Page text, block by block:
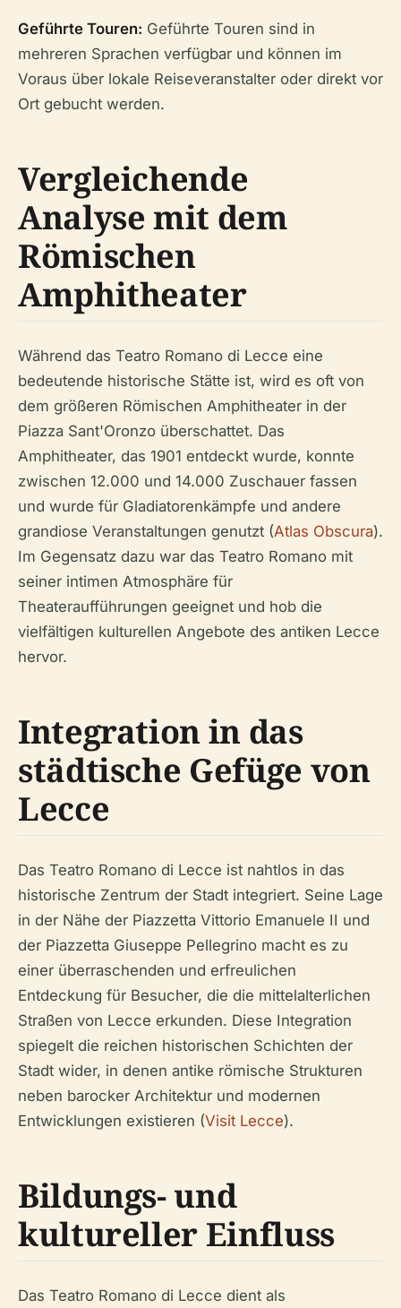
Geführte Touren: Geführte Touren sind in
mehreren Sprachen verfügbar und können im
Voraus über lokale Reiseveranstalter oder direkt vor
Ort gebucht werden.
Vergleichende
Analyse mit dem
Römischen
Amphitheater
Während das Teatro Romano di Lecce eine
bedeutende historische Stätte ist, wird es oft von
dem größeren Römischen Amphitheater in der
Piazza Sant'Oronzo überschattet. Das
Amphitheater, das 1901 entdeckt wurde, konnte
zwischen 12.000 und 14.000 Zuschauer fassen
und wurde für Gladiatorenkämpfe und andere
grandiose Veranstaltungen genutzt (Atlas Obscura).
Im Gegensatz dazu war das Teatro Romano mit
seiner intimen Atmosphäre für
Theateraufführungen geeignet und hob die
vielfältigen kulturellen Angebote des antiken Lecce
hervor.
Integration in das
städtische Gefüge von
Lecce
Das Teatro Romano di Lecce ist nahtlos in das
historische Zentrum der Stadt integriert. Seine Lage
in der Nähe der Piazzetta Vittorio Emanuele II und
der Piazzetta Giuseppe Pellegrino macht es zu
einer überraschenden und erfreulichen
Entdeckung für Besucher, die die mittelalterlichen
Straßen von Lecce erkunden. Diese Integration
spiegelt die reichen historischen Schichten der
Stadt wider, in denen antike römische Strukturen
neben barocker Architektur und modernen
Entwicklungen existieren (Visit Lecce).
Bildungs- und
kultureller Einfluss
Das Teatro Romano di Lecce dient als